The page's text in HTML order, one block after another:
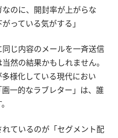
なのに、開封率が上がらな
っている気がする」
じ内容のメールを一斉送信
然の結果かもしれません。
様化している現代におい
一的なラブレター」は、誰
ているのが「セグメント配